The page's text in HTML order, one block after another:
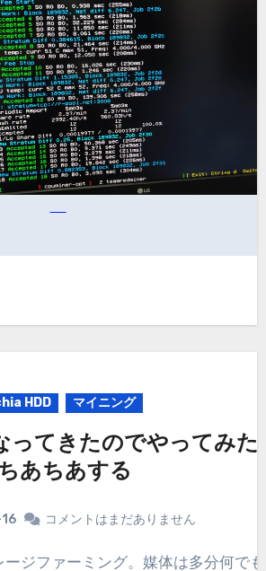
HDD マイニング
ってきたのでやってみた
ちあちあする
コメントはまだありません